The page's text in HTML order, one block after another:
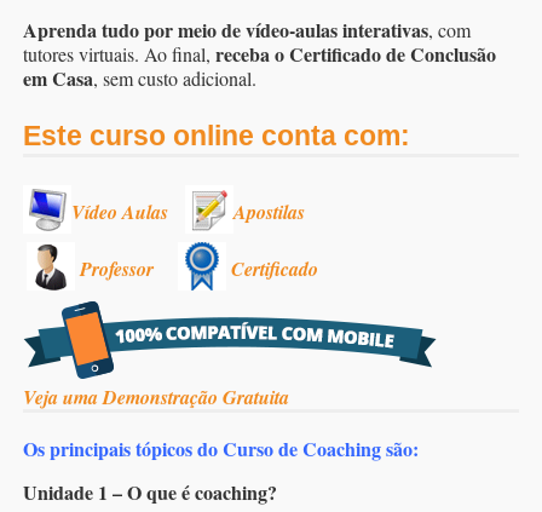
Aprenda tudo por meio de vídeo-aulas interativas, com
tutores virtuais. Ao final, receba o Certificado de Conclusão
em Casa, sem custo adicional.
Este curso online conta com:
Vídeo Aulas Apostilas
Professor Certificado
Veja uma Demonstração Gratuita
Os principais tópicos do Curso de Coaching são:
Unidade 1 – O que é coaching?